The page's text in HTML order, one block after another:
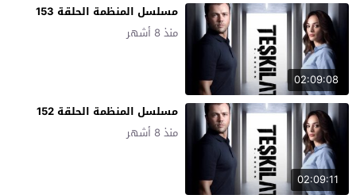
02:09:08
مسلسل المنظمة الحلقة 153
منذ 8 أشهر
02:09:11
مسلسل المنظمة الحلقة 152
منذ 8 أشهر